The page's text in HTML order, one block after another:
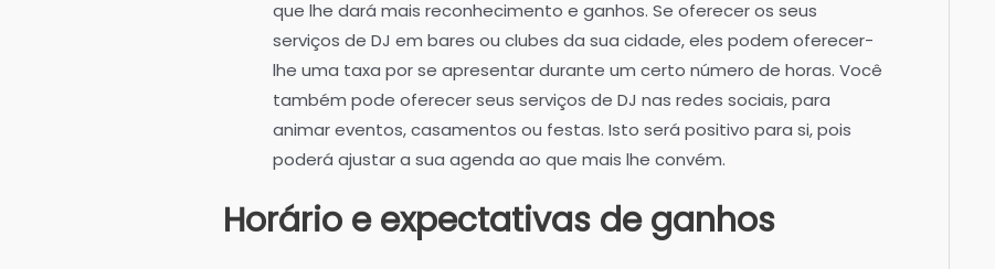
que lhe dará mais reconhecimento e ganhos. Se oferecer os seus
serviços de DJ em bares ou clubes da sua cidade, eles podem oferecer-
lhe uma taxa por se apresentar durante um certo número de horas. Você
também pode oferecer seus serviços de DJ nas redes sociais, para
animar eventos, casamentos ou festas. Isto será positivo para si, pois
poderá ajustar a sua agenda ao que mais lhe convém.
Horário e expectativas de ganhos